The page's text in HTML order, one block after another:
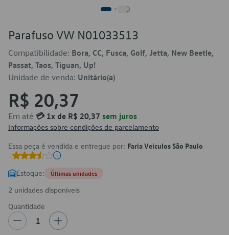
Parafuso VW N01033513
Compatibilidade: Bora, CC, Fusca, Golf, Jetta, New Beetle,
Passat, Taos, Tiguan, Up!
Unidade de venda: Unitário(a)
R$ 20,37
Em até 💳 1x de R$ 20,37 sem juros
Informações sobre condições de parcelamento
Essa peça é vendida e entregue por: Faria Veículos São Paulo
Estoque: Últimas unidades
2 unidades disponíveis
Quantidade
1